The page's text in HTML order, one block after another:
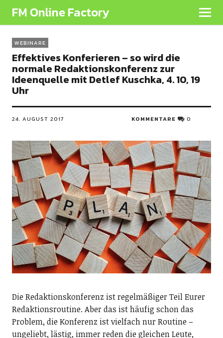
FM Online Factory
WEBINARE
Effektives Konferieren – so wird die
normale Redaktionskonferenz zur
Ideenquelle mit Detlef Kuschka, 4. 10, 19
Uhr
24. AUGUST 2017 KOMMENTARE 0
Die Redaktionskonferenz ist regelmäßiger Teil Eurer
Redaktionsroutine. Aber das ist häufig schon das
Problem, die Konferenz ist vielfach nur Routine –
ungeliebt, lästig, immer reden die gleichen Leute,